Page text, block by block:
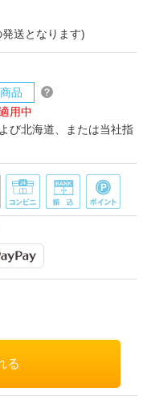
送となります)
品
用中
び北海道、または当社指